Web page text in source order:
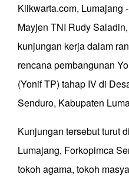
Klikwarta.com, Lumajang
Mayjen TNI Rudy
kunjungan kerja dalam
rencana pembangunan
(Yonif TP) tahap IV di
Senduro, Kabupaten
Kunjungan tersebut turut
Lumajang, Forkopimca
tokoh agama, tokoh